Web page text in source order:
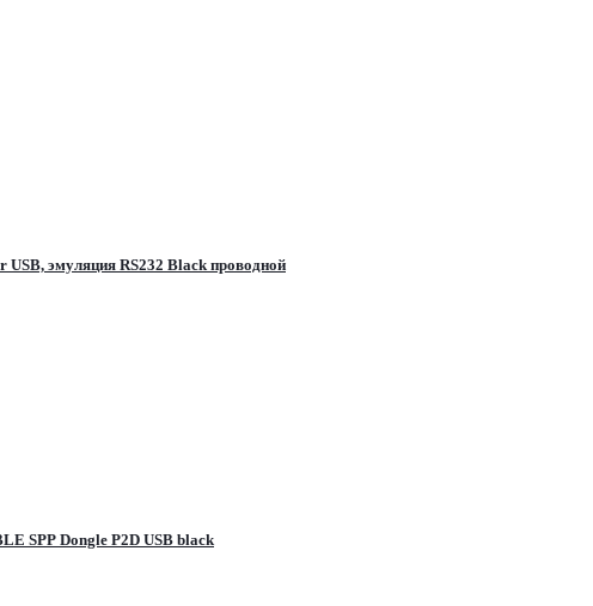
эмуляция RS232 Black проводной
SPP Dongle P2D USB black